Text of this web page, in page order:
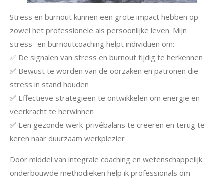
Stress en burnout kunnen een grote impact hebben op
zowel het professionele als persoonlijke leven. Mijn
stress- en burnoutcoaching helpt individuen om:
✅ De signalen van stress en burnout tijdig te herkennen
✅ Bewust te worden van de oorzaken en patronen die
stress in stand houden
✅ Effectieve strategieën te ontwikkelen om energie en
veerkracht te herwinnen
✅ Een gezonde werk-privébalans te creëren en terug te
keren naar duurzaam werkplezier
Door middel van integrale coaching en wetenschappelijk
onderbouwde methodieken help ik professionals om